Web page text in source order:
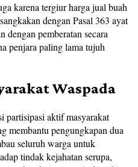
karena tergiur harga jual buah
dengan Pasal 363 ayat
pemberatan secara
penjara paling lama tujuh
Waspada
partisipasi aktif masyarakat
membantu pengungkapan dua
seluruh warga untuk
tindak kejahatan serupa,